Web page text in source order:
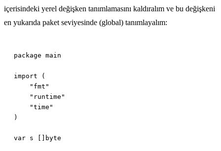
içerisindeki yerel değişken tanımlamasını kaldıralım ve bu değişkeni
en yukarıda paket seviyesinde (global) tanımlayalım: